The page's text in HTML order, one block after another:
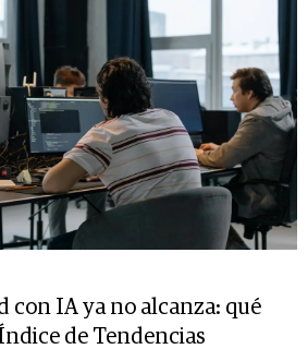
con IA ya no alcanza: qué
de Tendencias